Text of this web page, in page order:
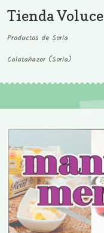
Tienda Voluce
Productos de Soria
Calatañazor (Soria)